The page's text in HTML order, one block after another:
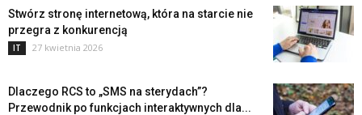
Stwórz stronę internetową, która na starcie nie
przegra z konkurencją
IT 27 kwietnia 2026
Dlaczego RCS to „SMS na sterydach”?
Przewodnik po funkcjach interaktywnych dla...